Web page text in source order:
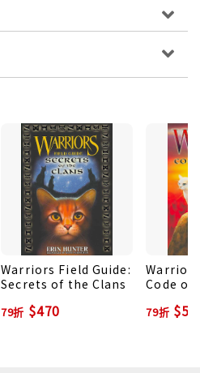
Warriors Field Guide:
Secrets of the Clans
79折 $470
Code of
79折